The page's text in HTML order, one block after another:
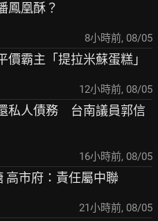
鳳凰酥？
8小時前, 08/05
價霸主「提拉米蘇蛋糕」
12小時前, 08/05
私人債務 台南議員郭信
16小時前, 08/05
高市府：責任屬中聯
21小時前, 08/05